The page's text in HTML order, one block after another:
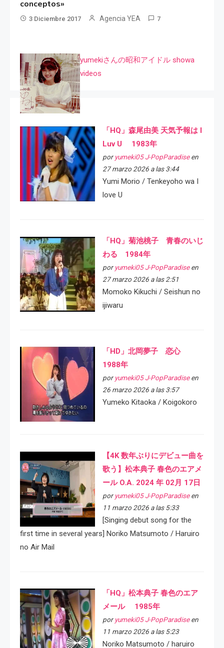
conceptos»
3 Diciembre 2017 Agencia YEA 7
yumekiさんの昭和アイドル showa
videos
「HQ」森尾由美 天気予報は I
Luv U 1983年
por yumeki05 J-PopParadiseen
27 marzo 2026 a las 3:44
Yumi Morio / Tenkeyoho wa I
love U
「HQ」菊池桃子 青春のいじ
わる 1984年
por yumeki05 J-PopParadiseen
27 marzo 2026 a las 2:51
Momoko Kikuchi / Seishun no
ijiwaru
「HD」北岡夢子 恋心
1988年
por yumeki05 J-PopParadiseen
26 marzo 2026 a las 3:57
Yumeko Kitaoka / Koigokoro
【4K 数年ぶりにデビュー曲を
歌う】松本典子 春色のエアメ
ール O.A. 2024 年 02月 17日
por yumeki05 J-PopParadiseen
11 marzo 2026 a las 5:33
[Singing debut song for the
first time in several years] Noriko Matsumoto / Haruiro
no Air Mail
「HQ」松本典子 春色のエア
メール 1985年
por yumeki05 J-PopParadiseen
11 marzo 2026 a las 5:23
Noriko Matsumoto / haruiro